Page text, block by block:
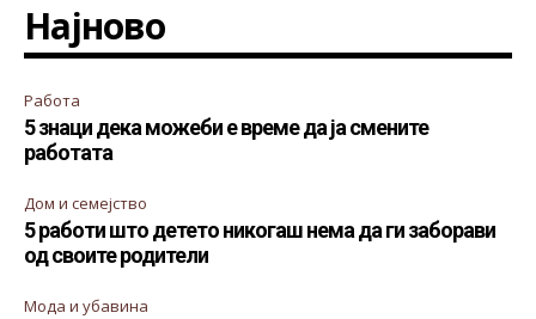
Најново
Работа
5 знаци дека можеби е време да ја смените
работата
Дом и семејство
5 работи што детето никогаш нема да ги заборави
од своите родители
Мода и убавина